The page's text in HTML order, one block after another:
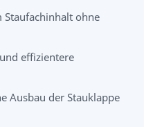
ohne
effizientere
Ausbau der Stauklappe